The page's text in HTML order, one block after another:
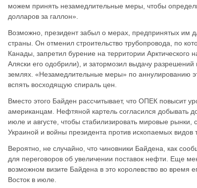
можем принять незамедлительные меры, чтобы
долларов за галлон».
Возможно, президент забыл о мерах, предпринятых им
страны. Он отменил строительство трубопровода, по
Канады, запретил бурение на территории Арктического
Аляски его одобрили), и затормозил выдачу
землях. «Незамедлительные меры» по аннулированию
вспять восходящую спираль цен.
Вместо этого Байден рассчитывает, что ОПЕК повысит
американцам. Нефтяной картель согласился добывать
июле и августе, чтобы стабилизировать мировые
Украиной и войны президента против ископаемых видов
Вероятно, не случайно, что чиновники Байдена, как
для переговоров об увеличении поставок нефти. Еще
возможном визите Байдена в это королевство во время
Восток в июле.